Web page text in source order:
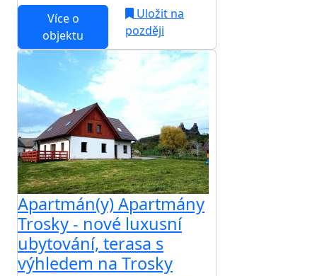
Více o
objektu
Uložit na
později
Apartmán(y) Apartmány
Trosky - nové luxusní
ubytování, terasa s
výhledem na Trosky